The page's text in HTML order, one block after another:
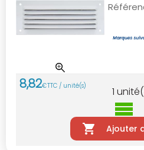
8,82€TTC / unité(s) 1
Ajouter